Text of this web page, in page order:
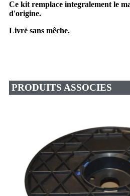
Ce kit remplace integralement le
d'origine.
Livré sans mêche.
PRODUITS ASSOCIES